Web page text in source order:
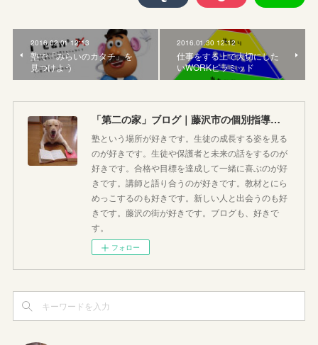
2016.02.01 12:13
塾で「みらいのカタチ」を
見つけよう
2016.01.30 12:12
仕事をする上で大切にした
いWORKピラミッド
「第二の家」ブログ｜藤沢市の個別指導塾のお話
塾という場所が好きです。生徒の成長する姿を見る
のが好きです。生徒や保護者と未来の話をするのが
好きです。合格や目標を達成して一緒に喜ぶのが好
きです。講師と語り合うのが好きです。教材とにら
めっこするのも好きです。新しい人と出会うのも好
きです。藤沢の街が好きです。ブログも、好きで
す。
フォロー